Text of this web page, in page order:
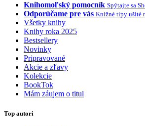
Knihomoľský pomocník Spýtajte sa
Odporúčame pre vás Knižné tipy ušité
Všetky knihy
Knihy roka 2025
Bestsellery
Novinky
Pripravované
Akcie a zľavy
Kolekcie
BookTok
Mám záujem o titul
Top autori